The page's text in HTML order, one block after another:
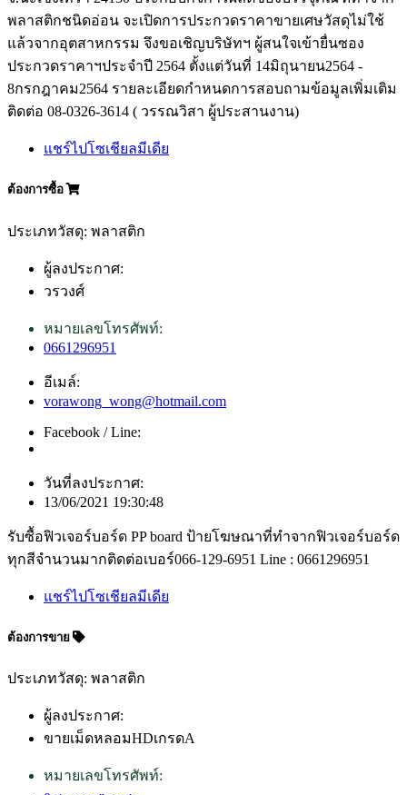
พลาสติกชนิดอ่อน จะเปิดการประกวดราคาขายเศษวัสดุไม่ใช้
แล้วจากอุตสาหกรรม จึงขอเชิญบริษัทฯ ผู้สนใจเข้ายื่นซอง
ประกวดราคาฯประจำปี 2564 ตั้งแต่วันที่ 14มิถุนายน2564 -
8กรกฎาคม2564 รายละเอียดกำหนดการสอบถามข้อมูลเพิ่มเติม
ติดต่อ 08-0326-3614 ( วรรณวิสา ผู้ประสานงาน)
แชร์ไปโซเชียลมีเดีย
ต้องการซื้อ
ประเภทวัสดุ: พลาสติก
ผู้ลงประกาศ:
วรวงศ์
หมายเลขโทรศัพท์:
0661296951
อีเมล์:
vorawong_wong@hotmail.com
Facebook / Line:
วันที่ลงประกาศ:
13/06/2021 19:30:48
รับซื้อฟิวเจอร์บอร์ด PP board ป้ายโฆษณาที่ทำจากฟิวเจอร์บอร์ด
ทุกสีจำนวนมากติดต่อเบอร์066-129-6951 Line : 0661296951
แชร์ไปโซเชียลมีเดีย
ต้องการขาย
ประเภทวัสดุ: พลาสติก
ผู้ลงประกาศ:
ขายเม็ดหลอมHDเกรดA
หมายเลขโทรศัพท์: